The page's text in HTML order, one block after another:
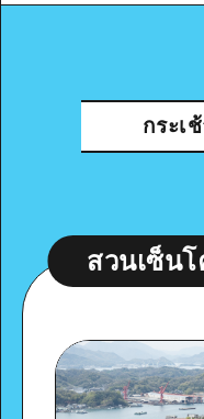
กระเ
นเซ็นโคจิ วัดเ